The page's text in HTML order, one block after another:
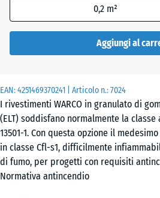
EAN:4251469370241 | Articolo n.:7024
I rivestimenti WARCO in granulato di
(ELT) soddisfano normalmente la
13501-1. Con questa opzione il
in classe Cfl-s1, difficilmente
di fumo, per progetti con requisiti
Normativa antincendio
evidenziata
calcolo del
fabbisogno
(salvo
diversa
indicazione
nei dati del
prodotto).
0,2 m²
Aggiungi al